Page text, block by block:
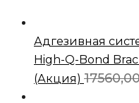
Адгезивная
High-Q-Bond
(Акция)